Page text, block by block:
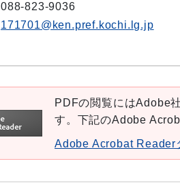
088-823-9036
171701@ken.pref.kochi.lg.jp
PDFの閲覧にはAdobe
す。下記のAdobe
Adobe Acrobat Reader